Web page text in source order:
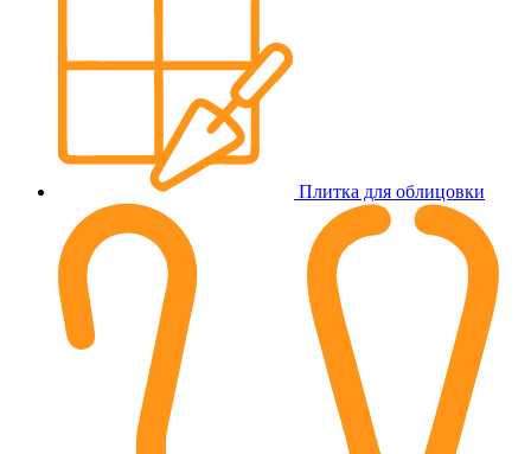
Плитка для облицовки